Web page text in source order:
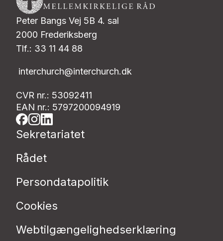
Peter Bangs Vej 5B 4. sal
2000 Frederiksberg
Tlf.: 33 11 44 88
interchurch@interchurch.dk
CVR nr.: 53092411
EAN nr.: 5797200094919
Sekretariatet
Rådet
Persondatapolitik
Cookies
Webtilgængelighedserklæring